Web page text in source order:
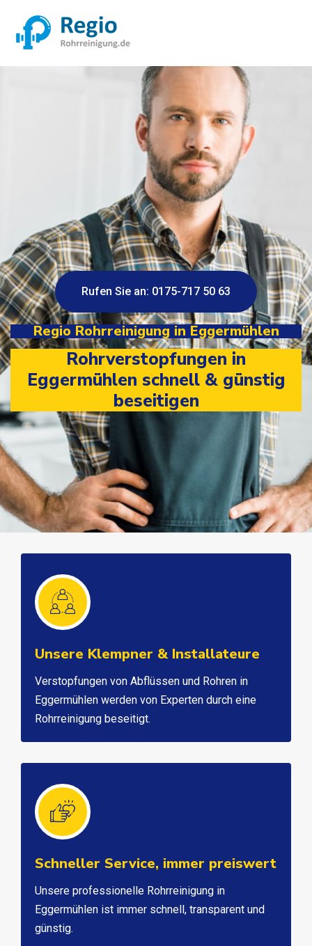
Rufen Sie an: 0175-717 50 63
Regio Rohrreinigung in Eggermühlen
Rohrverstopfungen in
Eggermühlen schnell & günstig
beseitigen
Unsere Klempner & Installateure
Verstopfungen von Abflüssen und Rohren in
Eggermühlen werden von Experten durch eine
Rohrreinigung beseitigt.
Schneller Service, immer preiswert
Unsere professionelle Rohrreinigung in
Eggermühlen ist immer schnell, transparent und
günstig.